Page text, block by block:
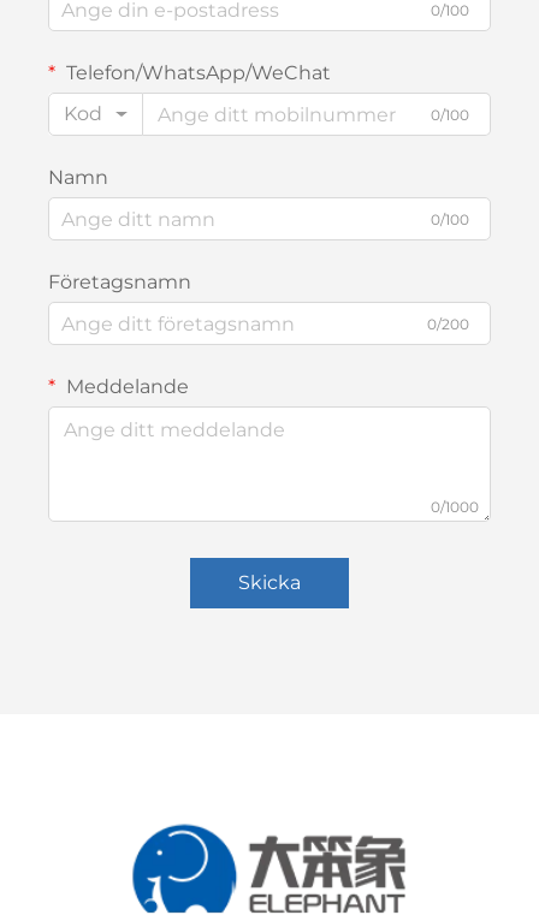
0/100
Telefon/WhatsApp/WeChat
Kod
0/100
Namn
0/100
Företagsnamn
0/200
Meddelande
0/1000
Skicka